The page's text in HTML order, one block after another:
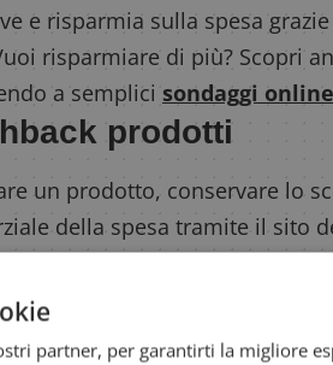
e risparmia sulla spesa
risparmiare di più? Scopri
a semplici sondaggi
prodotti
un prodotto, conservare lo
della spesa tramite il sito
specifici indicati
partner, per garantirti la migliore